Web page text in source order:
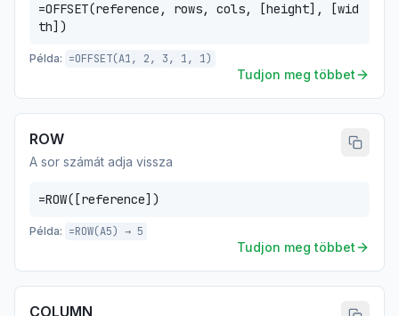
=OFFSET(reference, rows, cols, [height], [wid
th])
Példa: =OFFSET(A1, 2, 3, 1, 1)
Tudjon meg többet
ROW
A sor számát adja vissza
=ROW([reference])
Példa: =ROW(A5) → 5
Tudjon meg többet
COLUMN